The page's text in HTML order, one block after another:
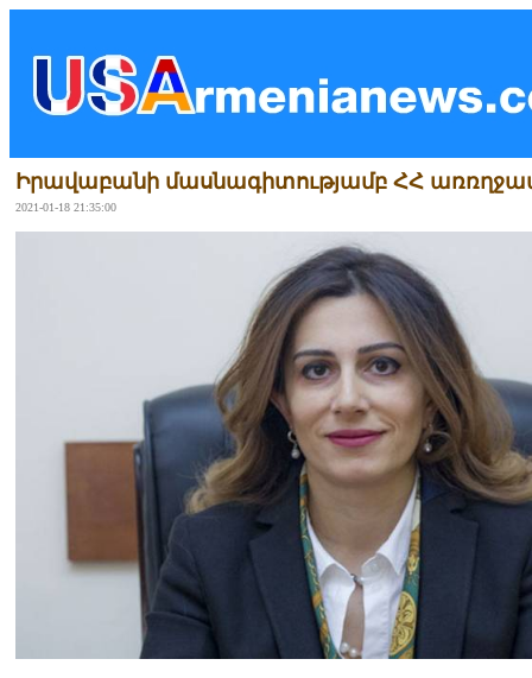
Իրավաբանի մասնագիտությամբ ՀՀ
2021-01-18 21:35:00